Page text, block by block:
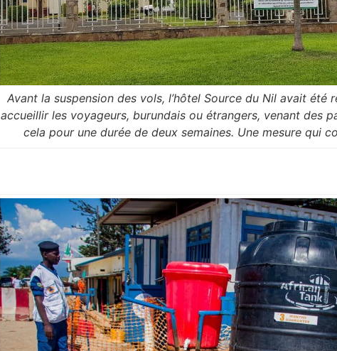
Avant la suspension des vols, l’hôtel Source du Nil avait été
accueillir les voyageurs, burundais ou étrangers, venant des
cela pour une durée de deux semaines. Une mesure qui